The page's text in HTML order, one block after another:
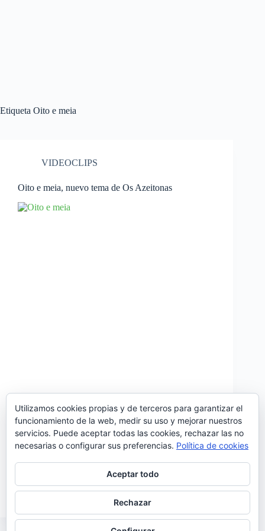
Etiqueta Oito e meia
VIDEOCLIPS
Oito e meia, nuevo tema de Os Azeitonas
‘Oito e meia’ es el nuevo single extraído de «Banda
Sonora», el último trabajo de Os Azeitonas. Es el
quinto álbum de la banda portuense y el primero que
editan como trío tras la salida de Miguel Araújo.
‘Oito e…
Noemí Sánchez
24/08/2018
Utilizamos cookies propias y de terceros para garantizar el
funcionamiento de la web, medir su uso y mejorar nuestros
servicios. Puede aceptar todas las cookies, rechazar las no
necesarias o configurar sus preferencias. Política de cookies
Aceptar todo
Rechazar